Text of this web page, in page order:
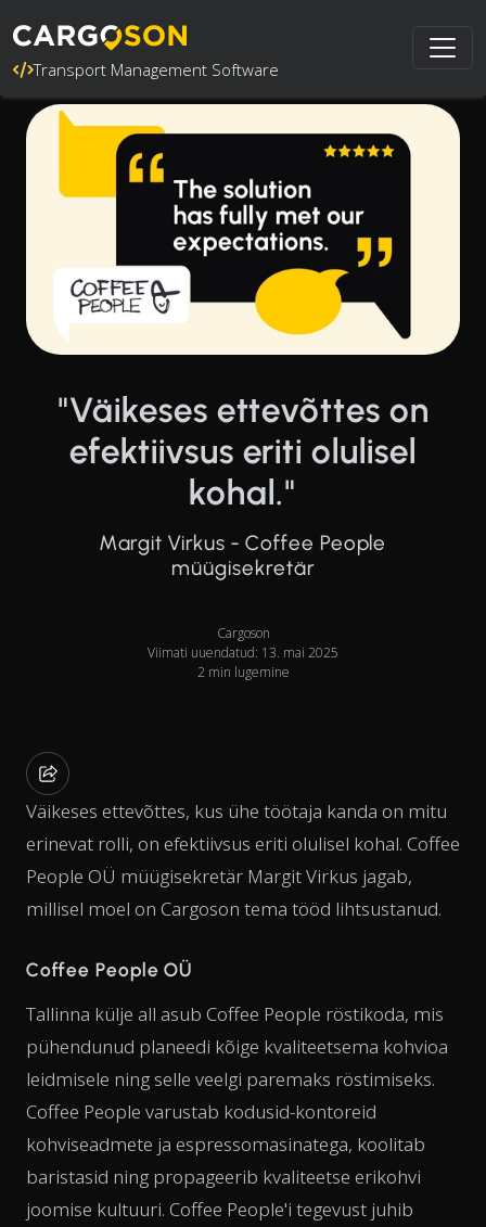
Transport Management Software
"Väikeses ettevõttes on
efektiivsus eriti olulisel
kohal."
Margit Virkus - Coffee People
müügisekretär
Cargoson
Viimati uuendatud: 13. mai 2025
2 min lugemine
Väikeses ettevõttes, kus ühe töötaja kanda on mitu
erinevat rolli, on efektiivsus eriti olulisel kohal. Coffee
People OÜ müügisekretär Margit Virkus jagab,
millisel moel on Cargoson tema tööd lihtsustanud.
Coffee People OÜ
Tallinna külje all asub Coffee People röstikoda, mis
pühendunud planeedi kõige kvaliteetsema kohvioa
leidmisele ning selle veelgi paremaks röstimiseks.
Coffee People varustab kodusid-kontoreid
kohviseadmete ja espressomasinatega, koolitab
baristasid ning propageerib kvaliteetse erikohvi
joomise kultuuri. Coffee People'i tegevust juhib